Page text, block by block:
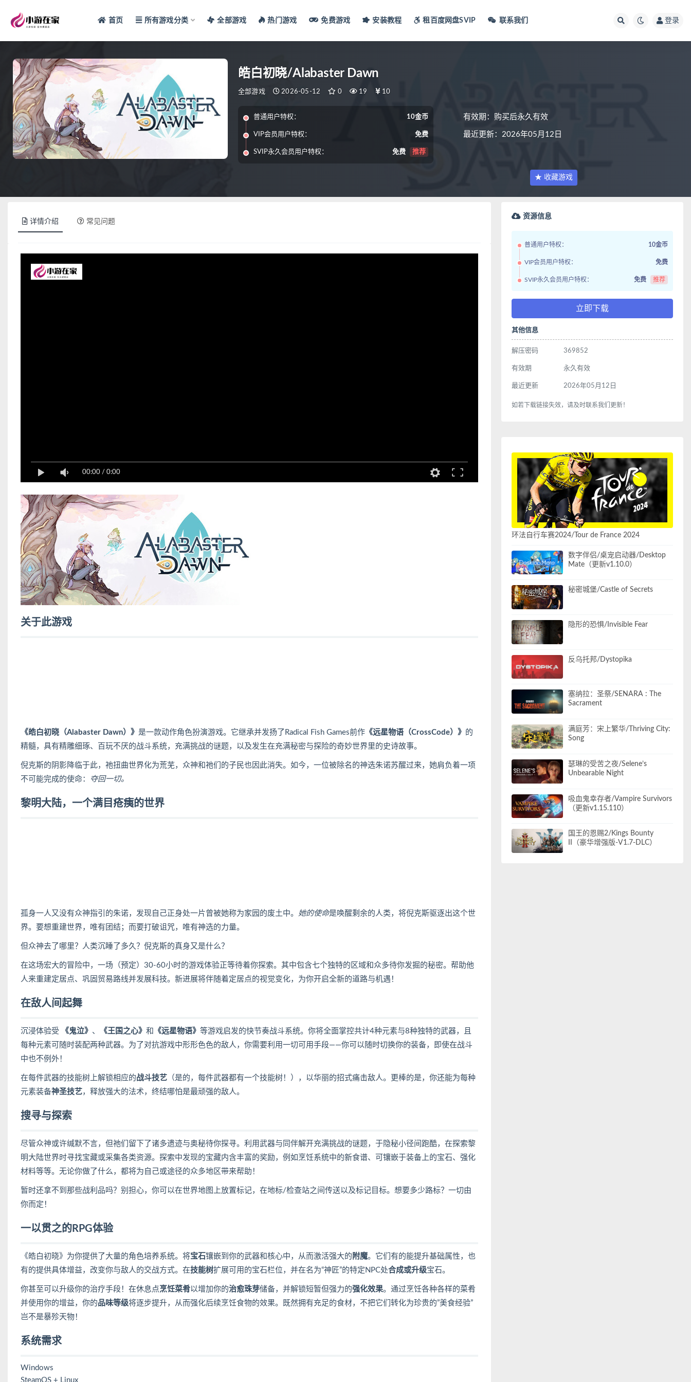
首页 所有游戏分类 全部游戏 热门游戏 免费游戏 安装教程 租百度网盘SVIP 联系我们 登录
皓白初晓/Alabaster Dawn
全部游戏 2026-05-12 0 19 10
普通用户特权： 10金币
VIP会员用户特权： 免费
SVIP永久会员用户特权： 免费 推荐
有效期：购买后永久有效
最近更新：2026年05月12日
★ 收藏游戏
详情介绍 常见问题
00:00 / 0:00
关于此游戏
《皓白初晓（Alabaster Dawn）》 是一款动作角色扮演游戏。它继承并发扬了Radical Fish Games前作 《远星物语（CrossCode）》 的
精髓，具有精雕细琢、百玩不厌的战斗系统，充满挑战的谜题，以及发生在充满秘密与探险的奇妙世界里的史诗故事。
倪克斯的阴影降临于此，祂扭曲世界化为荒芜，众神和祂们的子民也因此消失。如今，一位被除名的神选朱诺苏醒过来，她肩负着一项
不可能完成的使命：
夺回一切。
黎明大陆，一个满目疮痍的世界
孤身一人又没有众神指引的朱诺，发现自己正身处一片曾被她称为家园的废土中。 她的使命是唤醒剩余的人类，将倪克斯驱逐出这个世
界。要想重建世界，唯有团结；而要打破诅咒，唯有神选的力量。
但众神去了哪里？人类沉睡了多久？倪克斯的真身又是什么？
在这场宏大的冒险中，一场（预定）30-60小时的游戏体验正等待着你探索。其中包含七个独特的区域和众多待你发掘的秘密。帮助他
人来重建定居点、巩固贸易路线并发展科技。新进展将伴随着定居点的视觉变化，为你开启全新的道路与机遇！
在敌人间起舞
沉浸体验受 《鬼泣》 、 《王国之心》 和 《远星物语》 等游戏启发的快节奏战斗系统。你将全面掌控共计4种元素与8种独特的武器，且
每种元素可随时装配两种武器。为了对抗游戏中形形色色的敌人，你需要利用一切可用手段——你可以随时切换你的装备，即使在战斗
中也不例外！
在每件武器的技能树上解锁相应的战斗技艺 （是的，每件武器都有一个技能树！），以华丽的招式痛击敌人。更棒的是，你还能为每种
元素装备神圣技艺，释放强大的法术，终结哪怕是最顽强的敌人。
搜寻与探索
尽管众神或许缄默不言，但祂们留下了诸多遗迹与奥秘待你探寻。利用武器与同伴解开充满挑战的谜题，于隐秘小径间跑酷，在探索黎
明大陆世界时寻找宝藏或采集各类资源。探索中发现的宝藏内含丰富的奖励，例如烹饪系统中的新食谱、可镶嵌于装备上的宝石、强化
材料等等。无论你做了什么，都将为自己或途径的众多地区带来帮助！
暂时还拿不到那些战利品吗？别担心，你可以在世界地图上放置标记，在地标/检查站之间传送以及标记目标。想要多少路标？一切由
你而定！
一以贯之的RPG体验
《皓白初晓》为你提供了大量的角色培养系统。将宝石镶嵌到你的武器和核心中，从而激活强大的 附魔。它们有的能提升基础属性，也
有的提供具体增益，改变你与敌人的交战方式。在技能树扩展可用的宝石栏位，并在名为“神匠”的特定NPC处合成或升级宝石。
你甚至可以升级你的治疗手段！在休息点烹饪菜肴以增加你的治愈珠芽储备，并解锁短暂但强力的强化效果。通过烹饪各种各样的菜肴
并使用你的增益，你的品味等级将逐步提升，从而强化后续烹饪食物的效果。既然拥有充足的食材，不把它们转化为珍贵的”美食经验”
岂不是暴殄天物！
系统需求
Windows
SteamOS + Linux
资源信息
普通用户特权： 10金币
VIP会员用户特权： 免费
SVIP永久会员用户特权： 免费 推荐
立即下载
其他信息
解压密码 369852
有效期 永久有效
最近更新 2026年05月12日
如若下载链接失效，请及时联系我们更新！
环法自行车赛2024/Tour de France 2024
数字伴侣/桌宠启动器/Desktop
Mate（更新v1.10.0）
秘密城堡/Castle of Secrets
隐形的恐惧/Invisible Fear
反乌托邦/Dystopika
塞纳拉：圣祭/SENARA : The
Sacrament
满庭芳：宋上繁华/Thriving City:
Song
瑟琳的受苦之夜/Selene’s
Unbearable Night
吸血鬼幸存者/Vampire Survivors
（更新v1.15.110）
国王的恩赐2/Kings Bounty
II（豪华增强版-V1.7-DLC）